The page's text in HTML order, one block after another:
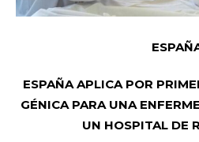
ESPAÑA APLICA POR
GÉNICA PARA UNA
UN HOSPITAL DE